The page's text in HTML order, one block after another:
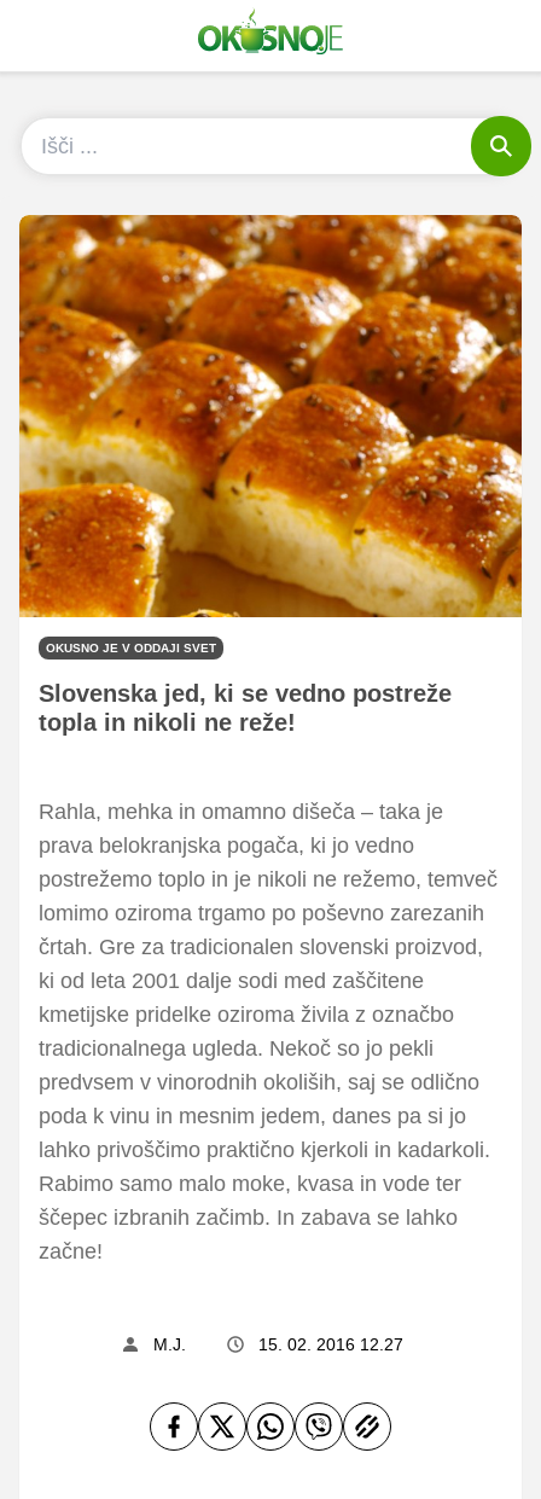
OKUSNO JE V ODDAJI SVET
Slovenska jed, ki se vedno postreže
topla in nikoli ne reže!
Rahla, mehka in omamno dišeča – taka je
prava belokranjska pogača, ki jo vedno
postrežemo toplo in je nikoli ne režemo, temveč
lomimo oziroma trgamo po poševno zarezanih
črtah. Gre za tradicionalen slovenski proizvod,
ki od leta 2001 dalje sodi med zaščitene
kmetijske pridelke oziroma živila z označbo
tradicionalnega ugleda. Nekoč so jo pekli
predvsem v vinorodnih okoliših, saj se odlično
poda k vinu in mesnim jedem, danes pa si jo
lahko privoščimo praktično kjerkoli in kadarkoli.
Rabimo samo malo moke, kvasa in vode ter
ščepec izbranih začimb. In zabava se lahko
začne!
M.J. 15. 02. 2016 12.27